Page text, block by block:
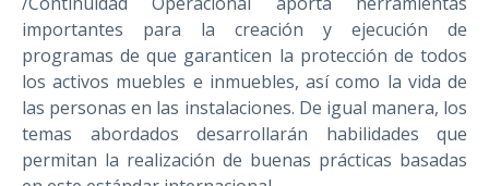
importantes para la creación y ejecución de
programas de que garanticen la protección de todos
los activos muebles e inmuebles, así como la vida de
las personas en las instalaciones. De igual manera, los
temas abordados desarrollarán habilidades que
permitan la realización de buenas prácticas basadas